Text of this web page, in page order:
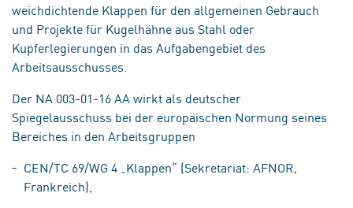
weichdichtende Klappen für den allgemeinen Gebrauch
und Projekte für Kugelhähne aus Stahl oder
Kupferlegierungen in das Aufgabengebiet des
Arbeitsausschusses.
Der NA 003-01-16 AA wirkt als deutscher
Spiegelausschuss bei der europäischen Normung seines
Bereiches in den Arbeitsgruppen
CEN/TC 69/WG 4 „Klappen“ (Sekretariat: AFNOR,
Frankreich),